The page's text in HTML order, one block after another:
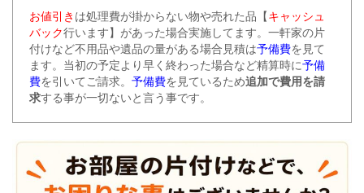
お値引き は処理費が掛からない物や売れた品【キャッシュ
バック行います】があった場合実施してます。一軒家の片
付けなど不用品や遺品の量がある場合見積は予備費を見て
ます。 当初の予定より早く終わった場合など精算時に予備
費を引いてご請求。 予備費を見ているため追加で費用を請
求する事が一切ないと言う事です。